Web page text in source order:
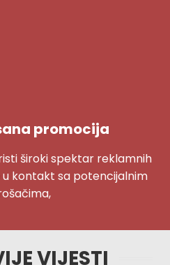
promocija
široki spektar reklamnih
kontakt sa potencijalnim
VIJESTI